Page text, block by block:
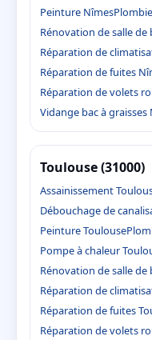
Peinture Nîmes
Rénovation de salle de
Réparation de
Réparation de fuites
Réparation de volets
Vidange bac à graisses
Toulouse (31000)
Assainissement
Débouchage de
Peinture Toulouse
Pompe à chaleur
Rénovation de salle de
Réparation de
Réparation de fuites
Réparation de volets